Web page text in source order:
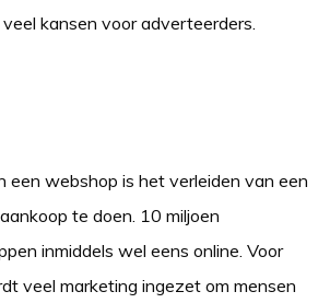
kansen voor adverteerders.
een webshop is het verleiden van een
te doen. 10 miljoen
inmiddels wel eens online. Voor
veel marketing ingezet om mensen